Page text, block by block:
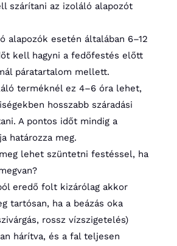
szárítani az izoláló alapozót
alapozók esetén általában 6–12
kell hagyni a fedőfestés előtt
páratartalom mellett.
terméknél ez 4–6 óra lehet,
hosszabb száradási
A pontos időt mindig a
határozza meg.
lehet szüntetni festéssel, ha
eredő folt kizárólag akkor
tartósan, ha a beázás oka
rossz vízszigetelés)
hárítva, és a fal teljesen